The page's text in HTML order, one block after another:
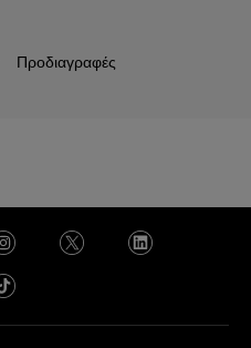
Προδιαγραφές